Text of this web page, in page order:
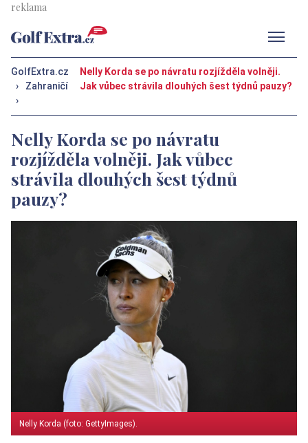
GolfExtra.cz
›
Zahraničí
›
Nelly Korda se po návratu rozjížděla volněji.
Jak vůbec strávila dlouhých šest týdnů pauzy?
Nelly Korda se po návratu
rozjížděla volněji. Jak vůbec
strávila dlouhých šest týdnů
pauzy?
Nelly Korda (foto: GettyImages).